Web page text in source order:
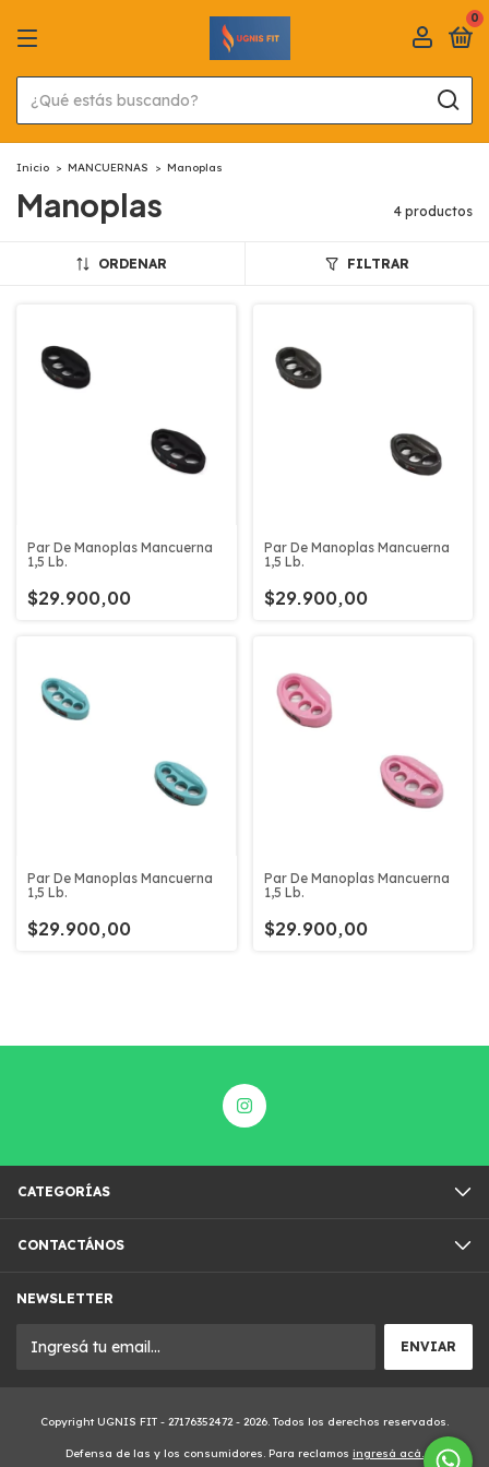
0
Inicio > MANCUERNAS > Manoplas
Manoplas 4 productos
ORDENAR FILTRAR
Par De Manoplas Mancuerna
1,5 Lb.
$29.900,00
Par De Manoplas Mancuerna
1,5 Lb.
$29.900,00
Par De Manoplas Mancuerna
1,5 Lb.
$29.900,00
Par De Manoplas Mancuerna
1,5 Lb.
$29.900,00
CATEGORÍAS
CONTACTÁNOS
NEWSLETTER
Copyright UGNIS FIT - 27176352472 - 2026. Todos los derechos reservados.
Defensa de las y los consumidores. Para reclamos ingresá acá.